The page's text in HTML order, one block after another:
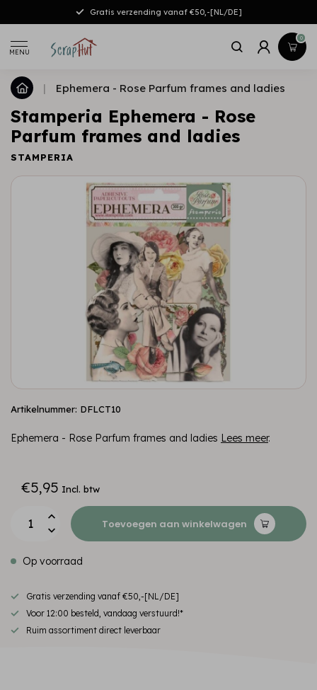
Gratis verzending vanaf €50,-[NL/DE]
MENU
0
| Ephemera - Rose Parfum frames and ladies
Stamperia Ephemera - Rose
Parfum frames and ladies
STAMPERIA
Artikelnummer: DFLCT10
Ephemera - Rose Parfum frames and ladies Lees meer.
€5,95 Incl. btw
Toevoegen aan winkelwagen
Op voorraad
Gratis verzending vanaf €50,-[NL/DE]
Voor 12:00 besteld, vandaag verstuurd!*
Ruim assortiment direct leverbaar